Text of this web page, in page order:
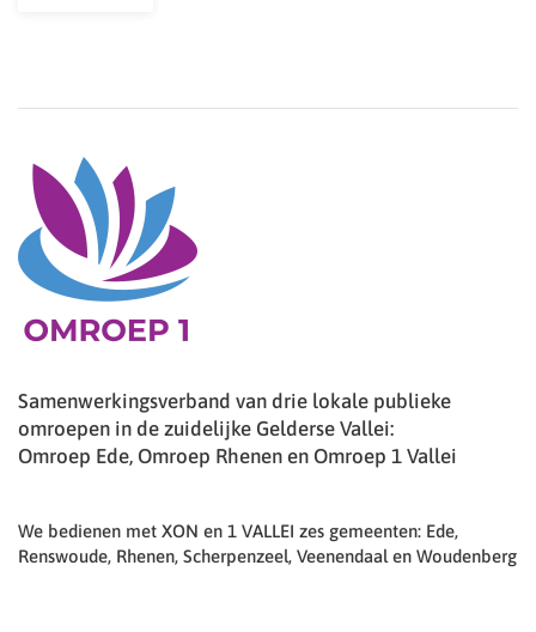
Samenwerkingsverband van drie lokale publieke
omroepen in de zuidelijke Gelderse Vallei:
Omroep Ede, Omroep Rhenen en Omroep 1 Vallei
We bedienen met XON en 1 VALLEI zes gemeenten: Ede,
Renswoude, Rhenen, Scherpenzeel, Veenendaal en Woudenberg